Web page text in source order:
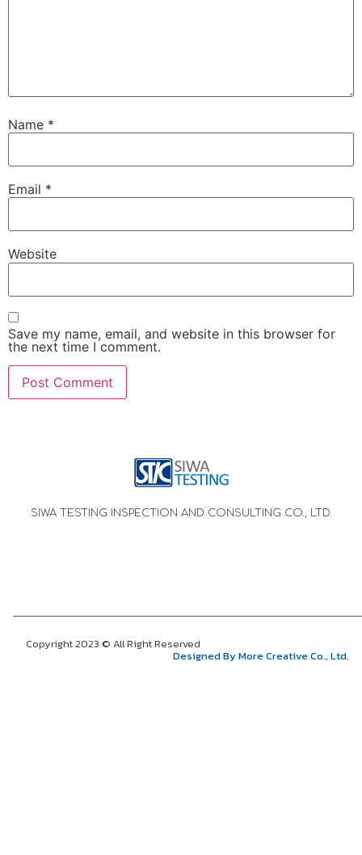
Name *
Email *
Website
Save my name, email, and website in this browser for
the next time I comment.
SIWA TESTING INSPECTION AND CONSULTING CO., LTD.
Copyright 2023 © All Right Reserved
Designed By More Creative Co., Ltd.